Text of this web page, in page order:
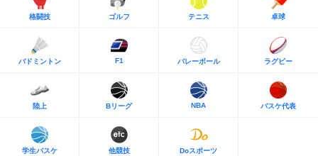
格闘技 ゴルフ テニス 卓球
バドミントン F1 バレーボール ラグビー
陸上 Bリーグ NBA バスケ代表
学生バスケ 他競技 Doスポーツ